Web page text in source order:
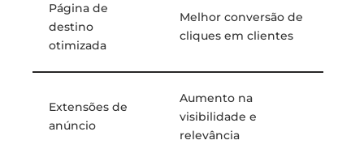
Página de
destino
otimizada
Melhor conversão de
cliques em clientes
Extensões de
anúncio
Aumento na
visibilidade e
relevância